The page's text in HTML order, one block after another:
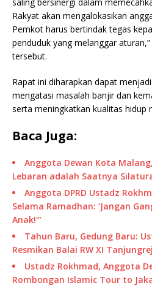
Rakyat akan mengalokasikan
Pemkot harus bertindak tegas
penduduk yang melanggar
tersebut.
Rapat ini diharapkan dapat
mengatasi masalah banjir dan
serta meningkatkan kualitas hidup
Baca Juga:
Anggota Dewan Kota
Lebaran adalah Saatnya
Anggota DPRD Ustadz
Selama Ramadhan: ‘Jangan
Anak!'”
Tahun Baru, Gedung Baru:
Resmikan Balai RW XI
Ustadz Rokhmad, Anggota
Rombongan Islamic Tour to